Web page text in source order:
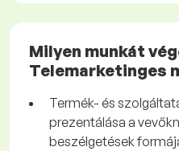
Milyen munkát
Telemarketinges
Termék- és
prezentálása a
beszélgetések